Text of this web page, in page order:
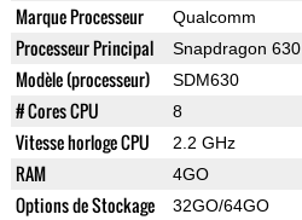
Marque Processeur Qualcomm
Processeur Principal Snapdragon 630
Modèle (processeur) SDM630
# Cores CPU 8
Vitesse horloge CPU 2.2 GHz
RAM 4GO
Options de Stockage 32GO/64GO